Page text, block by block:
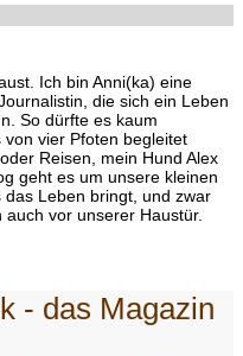
Ich bin Anni(ka) eine
die sich ein Leben
So dürfte es kaum
vier Pfoten begleitet
Reisen, mein Hund Alex
geht es um unsere kleinen
Leben bringt, und zwar
vor unserer Haustür.
- das Magazin